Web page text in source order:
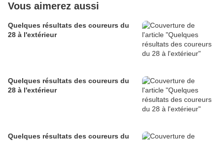
Vous aimerez aussi
Quelques résultats des coureurs du
28 à l'extérieur
Quelques résultats des coureurs du
28 à l'extérieur
Quelques résultats des coureurs du